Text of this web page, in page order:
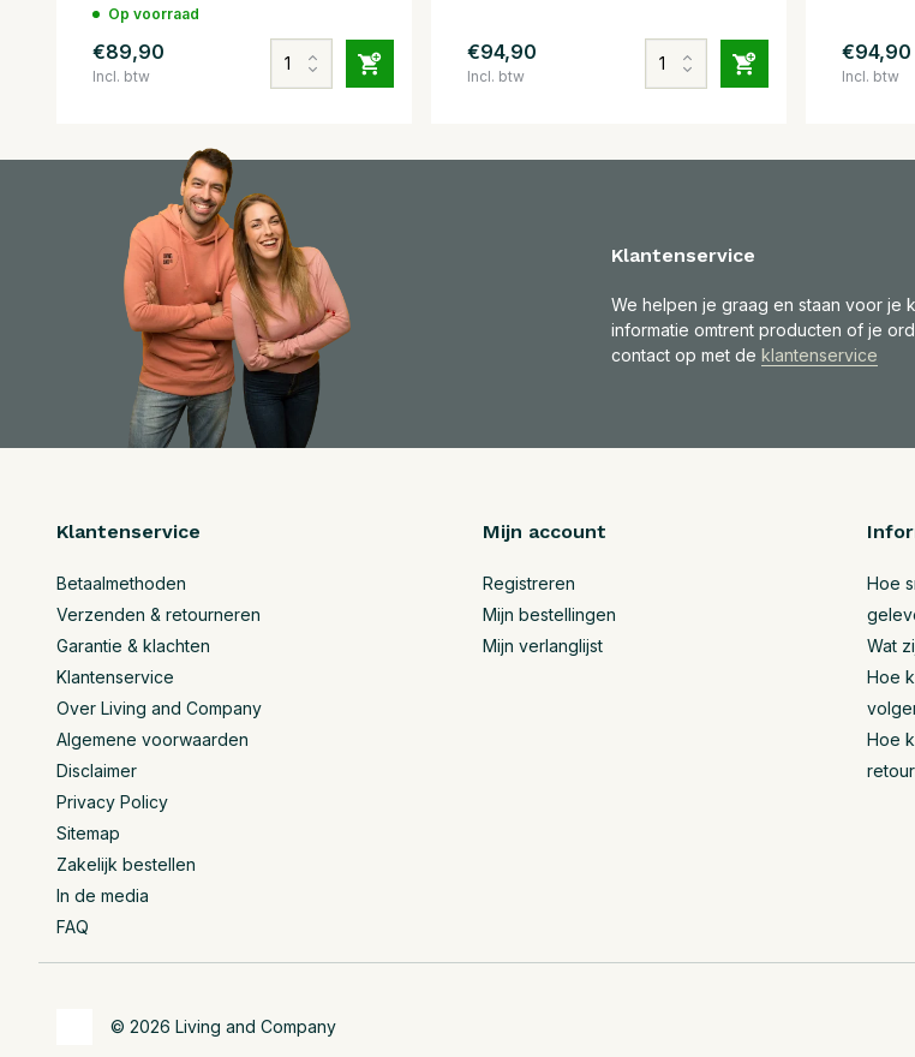
Op voorraad
€89,90
Incl. btw
€94,90
Incl. btw
€94,90
Incl. btw
Klantenservice
We helpen je graag en staan voor je
informatie omtrent producten of je
contact op met de klantenservice
Klantenservice
Betaalmethoden
Verzenden & retourneren
Garantie & klachten
Klantenservice
Over Living and Company
Algemene voorwaarden
Disclaimer
Privacy Policy
Sitemap
Zakelijk bestellen
In de media
FAQ
Mijn account
Registreren
Mijn bestellingen
Mijn verlanglijst
Hoe
Wat
Hoe
Hoe
© 2026 Living and Company